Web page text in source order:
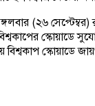
(২৬ সেপ্টেম্বর)
স্কোয়াডে
স্কোয়াডে